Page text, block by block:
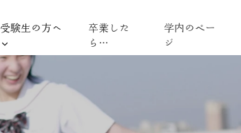
受験生の方へ
卒業した
ら…
学内のペー
ジ